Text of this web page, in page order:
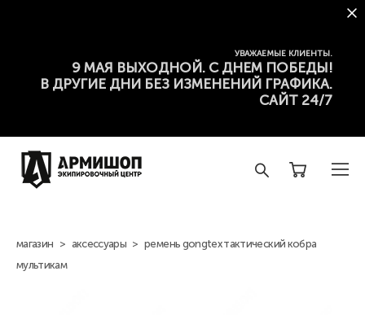
УВАЖАЕМЫЕ КЛИЕНТЫ.
9 МАЯ ВЫХОДНОЙ. С ДНЕМ ПОБЕДЫ!
В ДРУГИЕ ДНИ БЕЗ ИЗМЕНЕНИЙ ГРАФИКА.
САЙТ 24/7
магазин > аксессуары > ремень gongtex тактический кобра
мультикам